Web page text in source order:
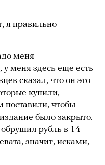
я правильно
меня
у меня здесь еще есть
сказал, что он это
купили,
чтобы
было закрыто.
рубль в 14
значит, исками,